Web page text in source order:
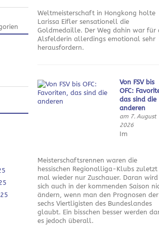
Weltmeisterschaft in Hongkong holte
Larissa Eifler sensationell die
Goldmedaille. Der Weg dahin war für
Alsfelderin allerdings emotional sehr
herausfordern.
Von FSV bis
OFC:
das sind die
anderen
am 7. August
2026
Im
Meisterschaftsrennen waren die
hessischen Regionalliga-Klubs zuletzt
mal wieder nur Zuschauer. Daran wird
sich auch in der kommenden Saison
ändern, wenn man den Prognosen der
sechs Viertligisten des Bundeslandes
glaubt. Ein bisschen besser werden
es jedoch überall.